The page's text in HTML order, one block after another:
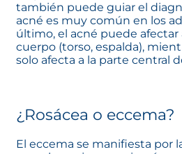
también puede guiar el
acné es muy común en los
último, el acné puede afectar
cuerpo (torso, espalda),
solo afecta a la parte central
¿Rosácea o eccema?
El eccema se manifiesta por